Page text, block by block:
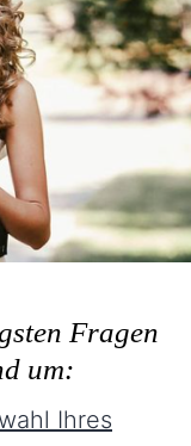
Fragen
um:
Ihres